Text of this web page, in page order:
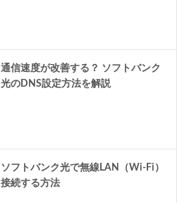
通信速度が改善する？ ソフトバンク
光のDNS設定方法を解説
ソフトバンク光で無線LAN（Wi-Fi）
接続する方法